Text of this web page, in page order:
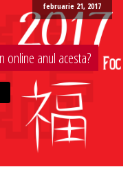
februarie 21, 2017
online anul acesta?